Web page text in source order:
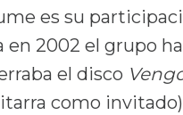
es su
2002 el grupo
el disco
como